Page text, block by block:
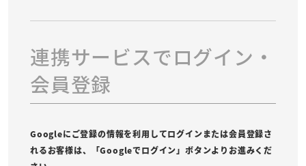
連携サービスでログイン・
会員登録
Googleにご登録の情報を利用してログインまたは会員登録さ
れるお客様は、「Googleでログイン」ボタンよりお進みくだ